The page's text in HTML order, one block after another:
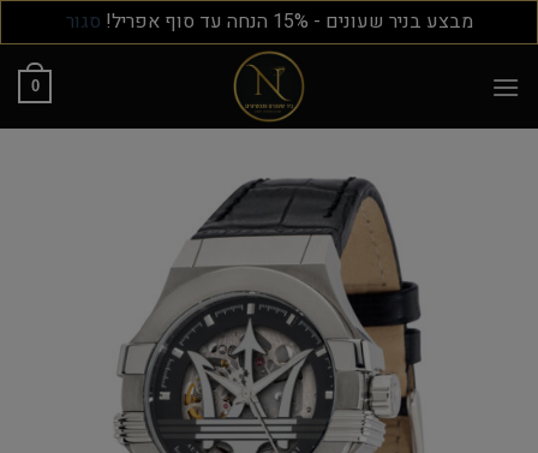
מבצע בניר שעונים - 15% הנחה עד סוף אפריל! סגור
0